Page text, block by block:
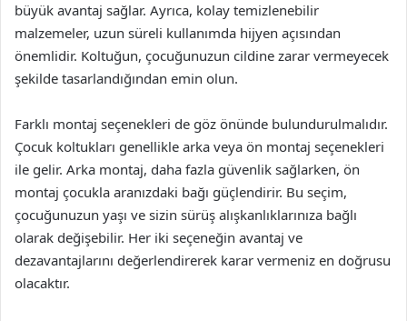
büyük avantaj sağlar. Ayrıca, kolay temizlenebilir
malzemeler, uzun süreli kullanımda hijyen açısından
önemlidir. Koltuğun, çocuğunuzun cildine zarar vermeyecek
şekilde tasarlandığından emin olun.
Farklı montaj seçenekleri de göz önünde bulundurulmalıdır.
Çocuk koltukları genellikle arka veya ön montaj seçenekleri
ile gelir. Arka montaj, daha fazla güvenlik sağlarken, ön
montaj çocukla aranızdaki bağı güçlendirir. Bu seçim,
çocuğunuzun yaşı ve sizin sürüş alışkanlıklarınıza bağlı
olarak değişebilir. Her iki seçeneğin avantaj ve
dezavantajlarını değerlendirerek karar vermeniz en doğrusu
olacaktır.